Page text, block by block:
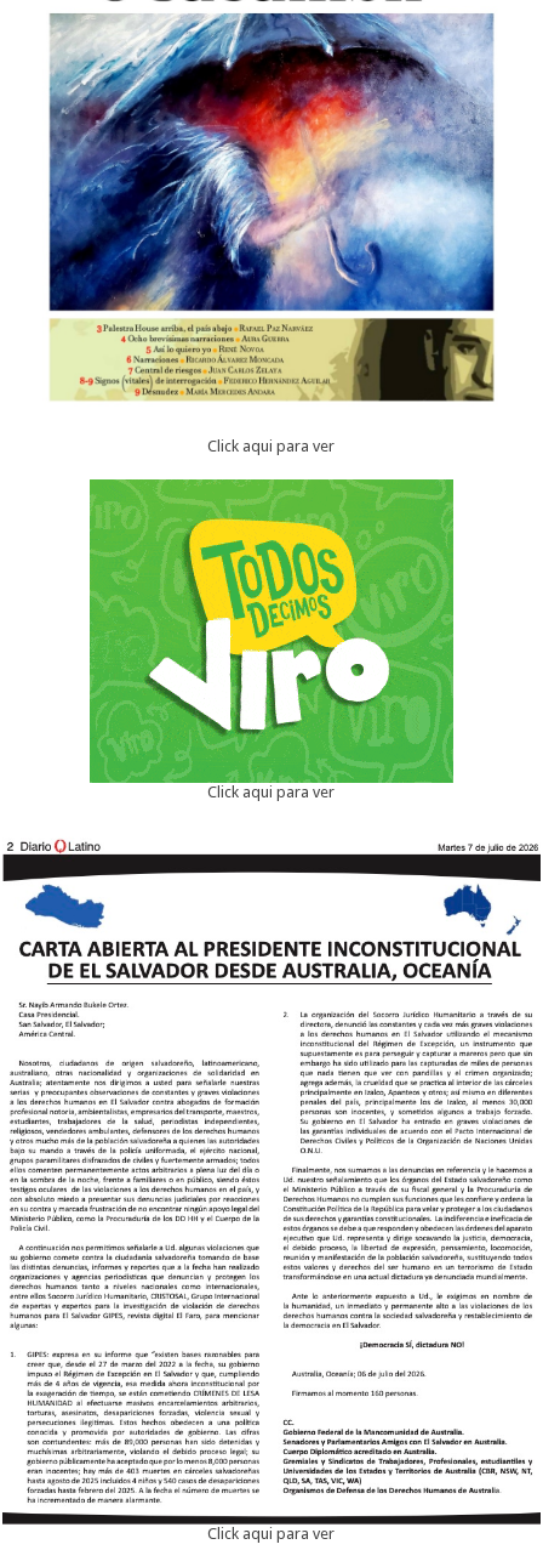
Click aqui para ver
Click aqui para ver
Click aqui para ver